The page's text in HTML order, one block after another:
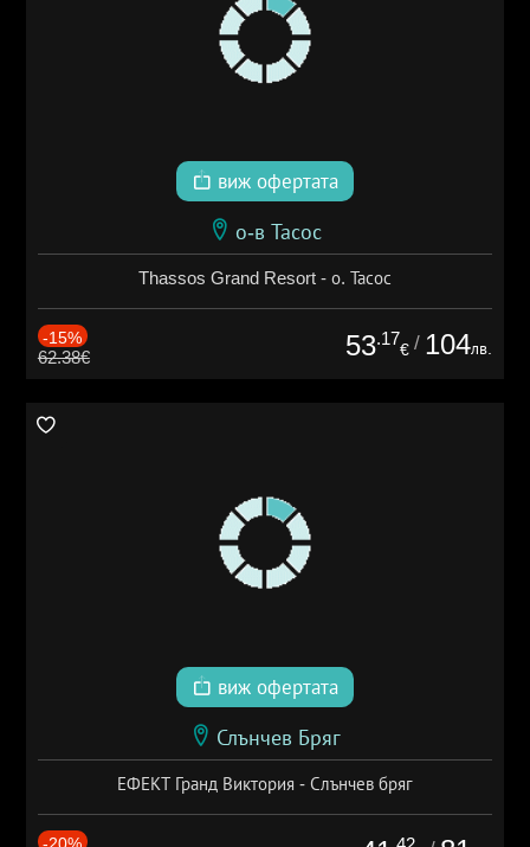
виж офертата
о-в Тасос
Thassos Grand Resort - о. Тасос
-15%
62.38€ 53.17
€ / 104лв.
виж офертата
Слънчев Бряг
ЕФЕКТ Гранд Виктория - Слънчев бряг